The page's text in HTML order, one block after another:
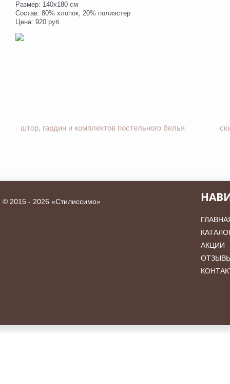
Размер: 140х180 см
Состав: 80% хлопок, 20% полиэстер
Цена: 920 руб.
штор, гардин и комплектов постельного белья
© 2015 - 2026 «Стилиссимо»
АКЦИИ